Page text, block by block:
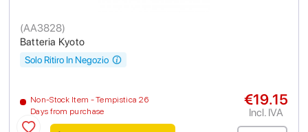
Batteria Kyoto
(AA3828)
Non-Stock Item - Tempistica 26
Days from purchase
Solo Ritiro In Negozio
€19.15
Incl. IVA